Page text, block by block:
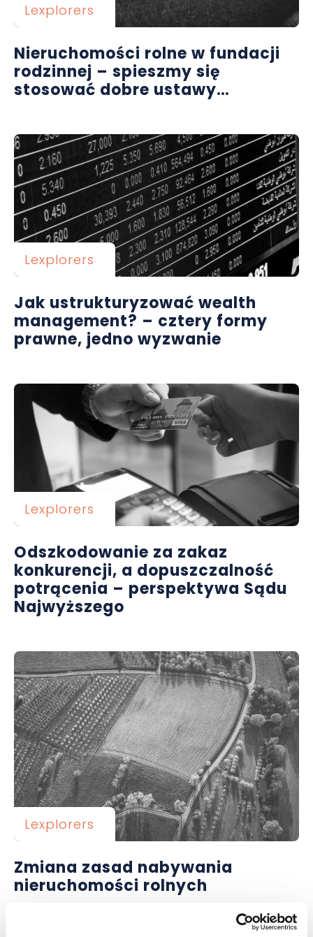
Lexplorers
Nieruchomości rolne w fundacji
rodzinnej – spieszmy się
stosować dobre ustawy…
Lexplorers
Jak ustrukturyzować wealth
management? – cztery formy
prawne, jedno wyzwanie
Lexplorers
Odszkodowanie za zakaz
konkurencji, a dopuszczalność
potrącenia – perspektywa Sądu
Najwyższego
Lexplorers
Zmiana zasad nabywania
nieruchomości rolnych